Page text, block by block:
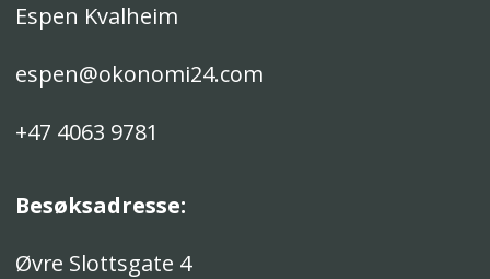
Espen Kvalheim
espen@okonomi24.com
+47 4063 9781
Besøksadresse:
Øvre Slottsgate 4